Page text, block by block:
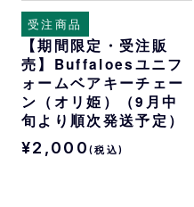
受注商品
【期間限定・受注販
売】Buffaloesユニフ
ォームベアキーチェー
ン（オリ姫）（9月中
旬より順次発送予定）
¥2,000 (税込)